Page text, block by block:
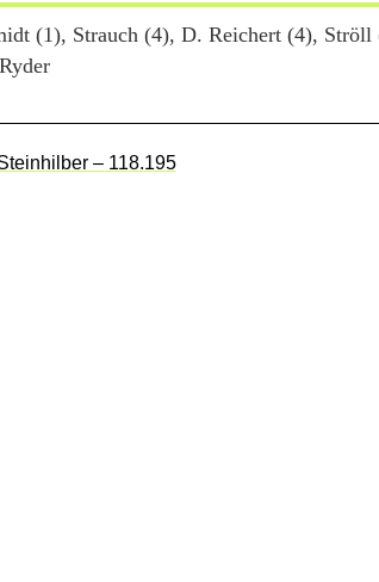
(1), Strauch (4), D. Reichert (4),